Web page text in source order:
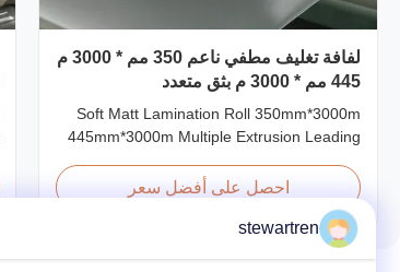
لفافة تغليف مطفي ناعم 350 مم * 3000 م
445 مم * 3000 م بثق متعدد
Soft Matt Lamination Roll 350mm*3000m
445mm*3000m Multiple Extrusion Leading
Roll Manufacturer As a leading professional
matt film lamination rolls, we have been
producing high-quality products since 2008.
احصل على أفضل سعر
stewartren